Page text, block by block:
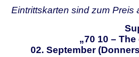
Eintrittskarten sind zum Preis
„70 10 –
02. September